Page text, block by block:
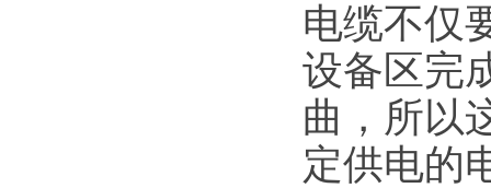
电缆不仅
设备区完
曲，所以
定供电的